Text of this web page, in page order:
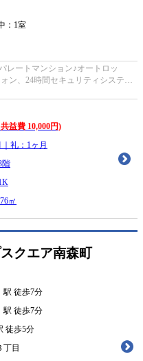
： 1室
レートマンション♪オートロッ
ン、24時間セキュリティシステム
益費 10,000円)
礼：1ヶ月
階
㎡
クエア南森町
駅 徒歩7分
駅 徒歩7分
徒歩5分
丁目